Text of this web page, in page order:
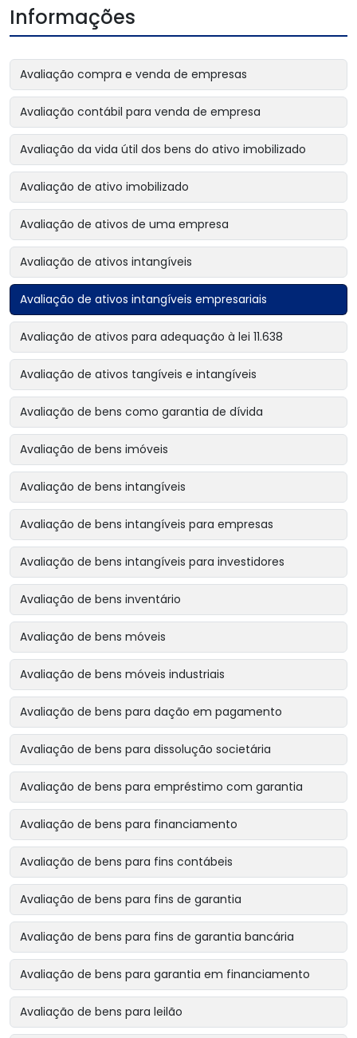
Informações
Avaliação compra e venda de empresas
Avaliação contábil para venda de empresa
Avaliação da vida útil dos bens do ativo imobilizado
Avaliação de ativo imobilizado
Avaliação de ativos de uma empresa
Avaliação de ativos intangíveis
Avaliação de ativos intangíveis empresariais
Avaliação de ativos para adequação à lei 11.638
Avaliação de ativos tangíveis e intangíveis
Avaliação de bens como garantia de dívida
Avaliação de bens imóveis
Avaliação de bens intangíveis
Avaliação de bens intangíveis para empresas
Avaliação de bens intangíveis para investidores
Avaliação de bens inventário
Avaliação de bens móveis
Avaliação de bens móveis industriais
Avaliação de bens para dação em pagamento
Avaliação de bens para dissolução societária
Avaliação de bens para empréstimo com garantia
Avaliação de bens para financiamento
Avaliação de bens para fins contábeis
Avaliação de bens para fins de garantia
Avaliação de bens para fins de garantia bancária
Avaliação de bens para garantia em financiamento
Avaliação de bens para leilão